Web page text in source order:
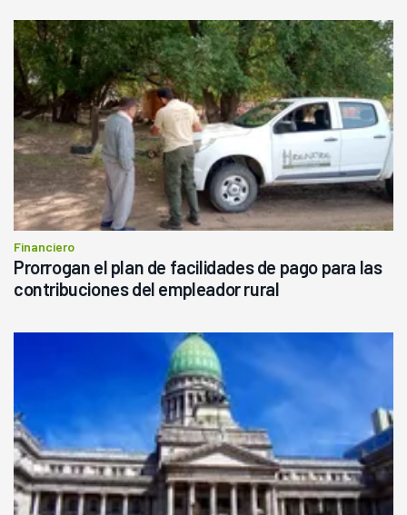
Financiero
Prorrogan el plan de facilidades de pago para las
contribuciones del empleador rural